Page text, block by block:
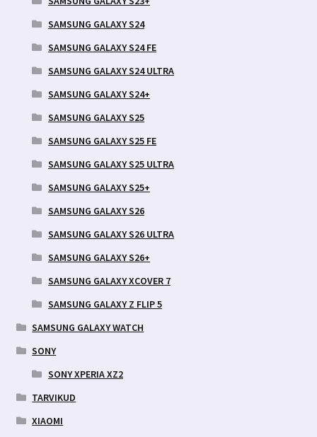
SAMSUNG GALAXY S24
SAMSUNG GALAXY S24 FE
SAMSUNG GALAXY S24 ULTRA
SAMSUNG GALAXY S24+
SAMSUNG GALAXY S25
SAMSUNG GALAXY S25 FE
SAMSUNG GALAXY S25 ULTRA
SAMSUNG GALAXY S25+
SAMSUNG GALAXY S26
SAMSUNG GALAXY S26 ULTRA
SAMSUNG GALAXY S26+
SAMSUNG GALAXY XCOVER 7
SAMSUNG GALAXY Z FLIP 5
SAMSUNG GALAXY WATCH
SONY
SONY XPERIA XZ2
TARVIKUD
XIAOMI